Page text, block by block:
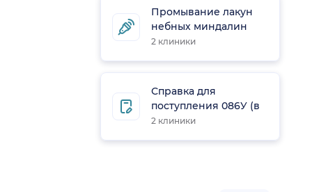
Промывание лакун
небных миндалин
2 клиники
Справка для
поступления 086У (в
ВУЗ)
2 клиники